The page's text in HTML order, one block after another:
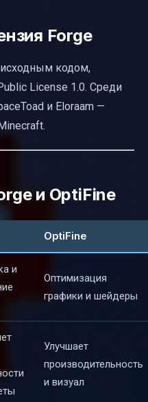
Forge
кодом,
License 1.0. Среди
и Eloraam —
и OptiFine
OptiFine
и
Оптимизация
графики и шейдеры
Улучшает
производительность
и визуал